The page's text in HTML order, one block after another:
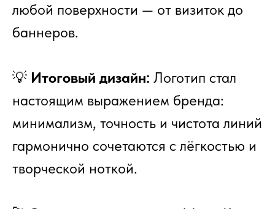
любой поверхности — от визиток до
баннеров.
💡 Итоговый дизайн: Логотип стал
настоящим выражением бренда:
минимализм, точность и чистота линий
гармонично сочетаются с лёгкостью и
творческой ноткой.